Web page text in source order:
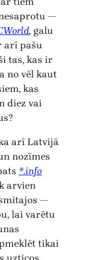
—
, galu
arī pašu
tas, kas ir
no vēl kaut
kas
diez vai
arī Latvijā
nozīmes
*.info
arvien
—
lai varētu
tikai